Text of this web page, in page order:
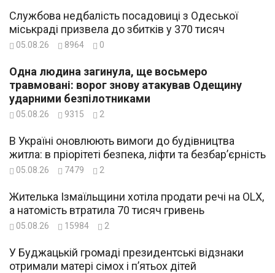
Службова недбалість посадовиці з Одеської
міськраді призвела до збитків у 370 тисяч
05.08.26 8964 0
Одна людина загинула, ще восьмеро
травмовані: ворог знову атакував Одещину
ударними безпілотниками
05.08.26 9315 2
В Україні оновлюють вимоги до будівництва
житла: в пріорітеті безпека, ліфти та безбар’єрність
05.08.26 7479 2
Жителька Ізмаїльщини хотіла продати речі на OLX,
а натомість втратила 70 тисяч гривень
05.08.26 15984 2
У Буджацькій громаді президентські відзнаки
отримали матері сімох і п’ятьох дітей